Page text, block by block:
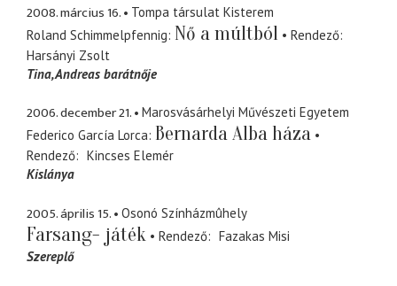
2008. március 16.
Tompa társulat Kisterem
Roland Schimmelpfennig Nő a múltból
Rendező
Harsányi Zsolt
Tina Andreas barátnője
2006. december 21.
Marosvásárhelyi Művészeti Egyetem
Federico García Lorca Bernarda Alba háza
Rendező
Kincses Elemér
Kislánya
2005. április 15. Osonó Színházmûhely
Farsang- játék Rendező
Fazakas Misi
Szereplő